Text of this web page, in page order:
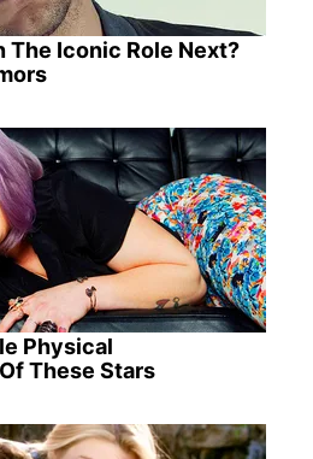
The Iconic Role Next?
Physical
These Stars